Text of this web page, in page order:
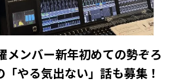
メンバー新年初めての勢ぞろ
やる気出ない」話も募集！